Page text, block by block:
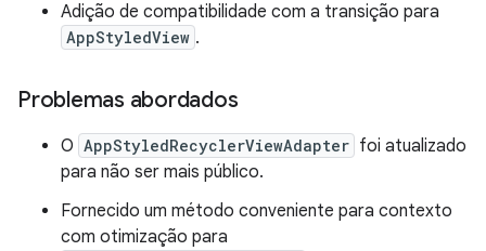
Adição de compatibilidade com a transição para
AppStyledView .
Problemas abordados
O AppStyledRecyclerViewAdapter foi atualizado
para não ser mais público.
Fornecido um método conveniente para contexto
com otimização para